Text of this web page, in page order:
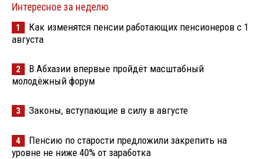
Интересное за неделю
1
Как изменятся пенсии работающих пенсионеров с 1
августа
2
В Абхазии впервые пройдёт масштабный
молодёжный форум
3 Законы, вступающие в силу в августе
4
Пенсию по старости предложили закрепить на
уровне не ниже 40% от заработка